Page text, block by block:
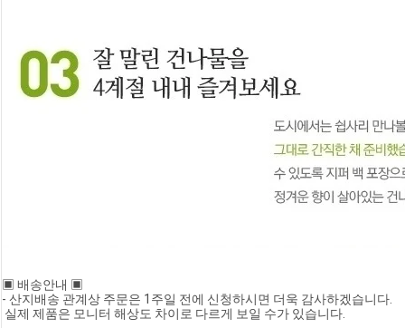
▣ 배송안내 ▣
- 산지배송 관계상 주문은 1주일 전에 신청하시면 더욱 감사하겠습니다.
실제 제품은 모니터 해상도 차이로 다르게 보일 수가 있습니다.